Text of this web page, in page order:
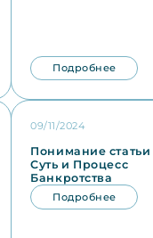
Подробнее
09/11/2024
Понимание статьи
Суть и Процесс
Банкротства
Подробнее